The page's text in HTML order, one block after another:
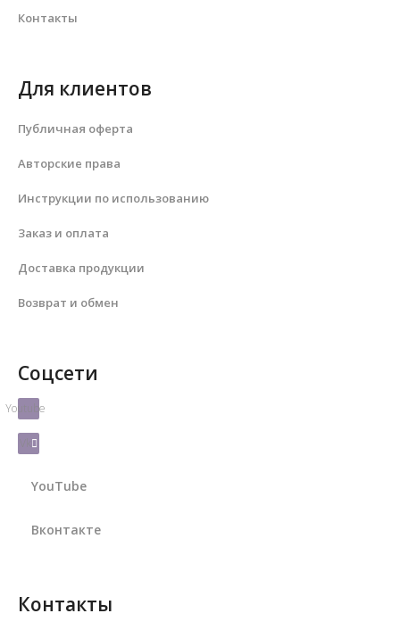
Контакты
Для клиентов
Публичная оферта
Авторские права
Инструкции по использованию
Заказ и оплата
Доставка продукции
Возврат и обмен
Соцсети
Youtube
Vk
YouTube
Вконтакте
Контакты